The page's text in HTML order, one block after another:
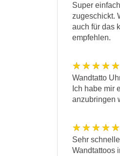
Super
zugeschickt.
auch für das
empfehlen.
★★★★★
Wandtatto
Ich habe mir
anzubringen
★★★★★
Sehr
Wandtattoos